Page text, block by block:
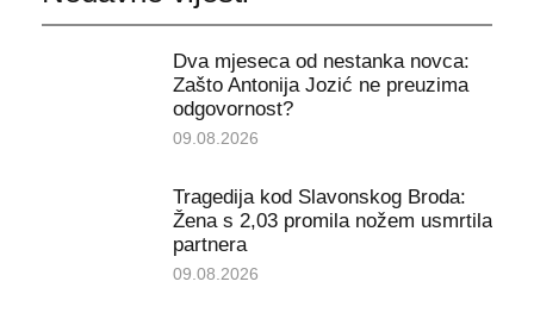
Dva mjeseca od nestanka novca:
Zašto Antonija Jozić ne preuzima
odgovornost?
09.08.2026
Tragedija kod Slavonskog Broda:
Žena s 2,03 promila nožem usmrtila
partnera
09.08.2026